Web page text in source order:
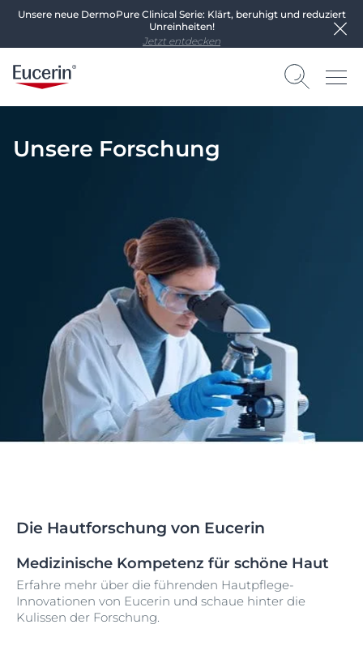
Unsere neue DermoPure Clinical Serie: Klärt, beruhigt und reduziert
Unreinheiten!
Jetzt entdecken
Unsere Forschung
Die Hautforschung von Eucerin
Medizinische Kompetenz für schöne Haut
Erfahre mehr über die führenden Hautpflege-
Innovationen von Eucerin und schaue hinter die
Kulissen der Forschung.